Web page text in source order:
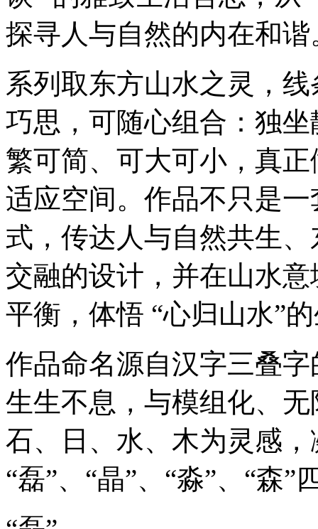
探寻人与自然的内在和谐
系列取东方山水之灵，
巧思，可随心组合：独
繁可简、可大可小，真
适应空间。作品不只是
式，传达人与自然共生
交融的设计，并在山水
平衡，体悟 “心归山水”
作品命名源自汉字三叠
生生不息，与模组化、
石、日、水、木为灵感，
“磊”、“晶”、“淼”、“森”